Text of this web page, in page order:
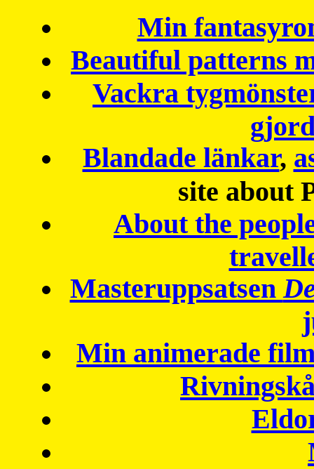
Min
Beautiful patterns
Vackra
Blandade länkar,
site about
About the
Masteruppsatsen
Min animerade